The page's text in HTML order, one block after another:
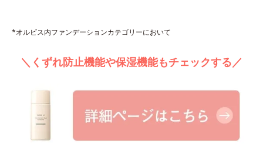
*オルビス内ファンデーションカテゴリーにおいて
＼くずれ防止機能や保湿機能もチェックする／